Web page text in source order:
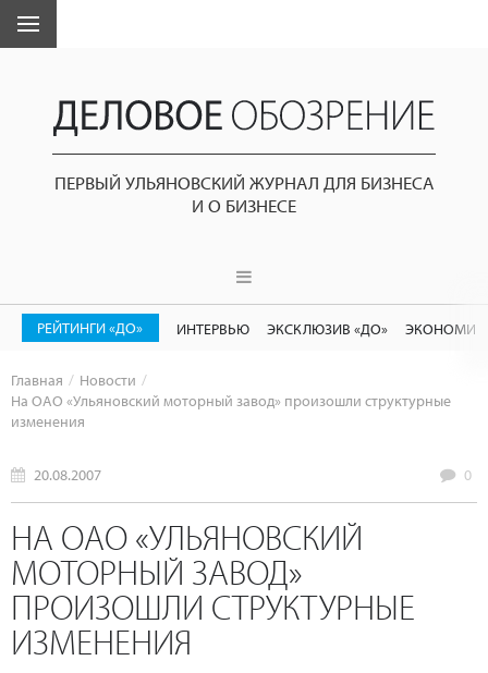
ПЕРВЫЙ УЛЬЯНОВСКИЙ ЖУРНАЛ ДЛЯ БИЗНЕСА
И О БИЗНЕСЕ
РЕЙТИНГИ «ДО» ИНТЕРВЬЮ ЭКСКЛЮЗИВ «ДО»
Главная
Новости
На ОАО «Ульяновский моторный завод» произошли структурные
изменения
20.08.2007 0
НА ОАО «УЛЬЯНОВСКИЙ
МОТОРНЫЙ ЗАВОД»
ПРОИЗОШЛИ СТРУКТУРНЫЕ
ИЗМЕНЕНИЯ